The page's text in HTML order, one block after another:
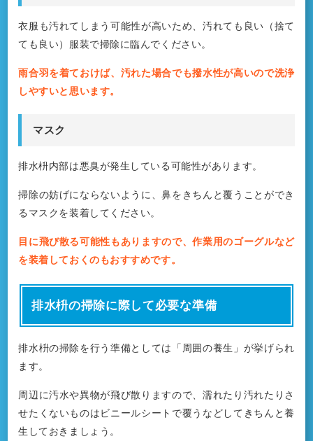
衣服も汚れてしまう可能性が高いため、汚れても良い（捨て
ても良い）服装で掃除に臨んでください。
雨合羽を着ておけば、汚れた場合でも撥水性が高いので洗浄
しやすいと思います。
マスク
排水枡内部は悪臭が発生している可能性があります。
掃除の妨げにならないように、鼻をきちんと覆うことができ
るマスクを装着してください。
目に飛び散る可能性もありますので、作業用のゴーグルなど
を装着しておくのもおすすめです。
排水枡の掃除に際して必要な準備
排水枡の掃除を行う準備としては「周囲の養生」が挙げられ
ます。
周辺に汚水や異物が飛び散りますので、濡れたり汚れたりさ
せたくないものはビニールシートで覆うなどしてきちんと養
生しておきましょう。